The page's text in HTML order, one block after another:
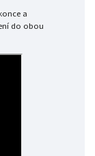
a
do obou